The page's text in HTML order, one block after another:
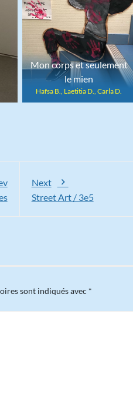
Mon corps et seulement
le mien
Hafsa B., Laetitia D., Carla D.
Next
Street Art / 3e5
sont indiqués avec *